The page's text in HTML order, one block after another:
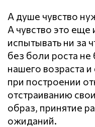
А душе чувство
А чувство это
испытывать ни за
без боли роста
нашего возраста
при построении
отстраиванию
образ, принятие
ожиданий.